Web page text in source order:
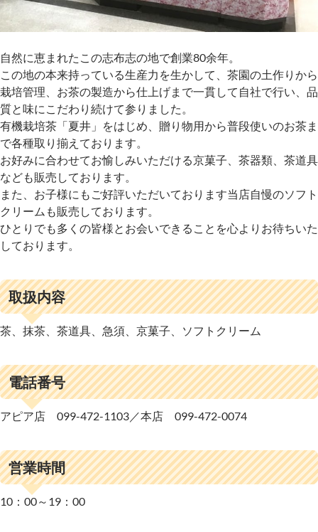
自然に恵まれたこの志布志の地で創業80余年。
この地の本来持っている生産力を生かして、茶園の土作りから
栽培管理、お茶の製造から仕上げまで一貫して自社で行い、品
質と味にこだわり続けて参りました。
有機栽培茶「夏井」をはじめ、贈り物用から普段使いのお茶ま
で各種取り揃えております。
お好みに合わせてお愉しみいただける京菓子、茶器類、茶道具
なども販売しております。
また、お子様にもご好評いただいております当店自慢のソフト
クリームも販売しております。
ひとりでも多くの皆様とお会いできることを心よりお待ちいた
しております。
取扱内容
茶、抹茶、茶道具、急須、京菓子、ソフトクリーム
電話番号
アピア店 099-472-1103／本店 099-472-0074
営業時間
10：00～19：00